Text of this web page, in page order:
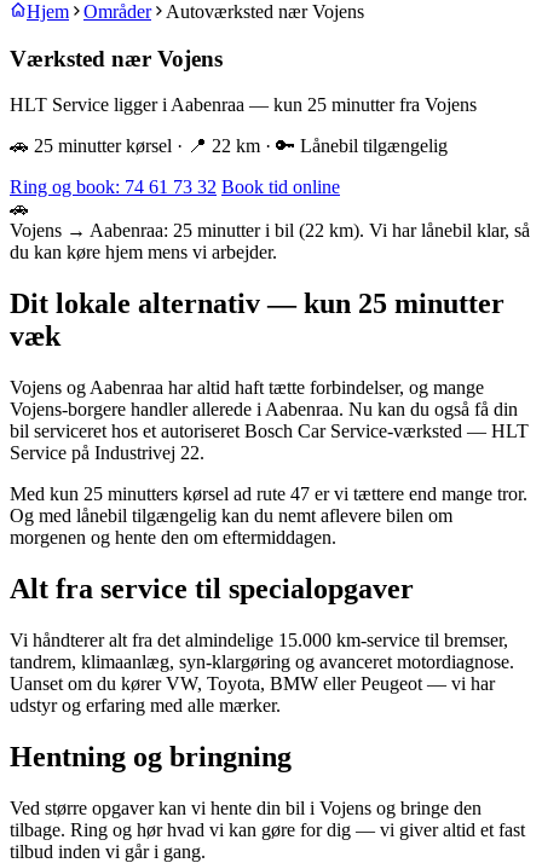
Hjem
Områder Autoværksted nær Vojens
Værksted nær Vojens
HLT Service ligger i Aabenraa — kun 25 minutter fra Vojens
🚗 25 minutter kørsel · 📍 22 km · 🔑 Lånebil tilgængelig
Ring og book: 74 61 73 32 Book tid online
🚗
Vojens → Aabenraa: 25 minutter i bil (22 km). Vi har lånebil klar, så
du kan køre hjem mens vi arbejder.
Dit lokale alternativ — kun 25 minutter
væk
Vojens og Aabenraa har altid haft tætte forbindelser, og mange
Vojens-borgere handler allerede i Aabenraa. Nu kan du også få din
bil serviceret hos et autoriseret Bosch Car Service-værksted — HLT
Service på Industrivej 22.
Med kun 25 minutters kørsel ad rute 47 er vi tættere end mange tror.
Og med lånebil tilgængelig kan du nemt aflevere bilen om
morgenen og hente den om eftermiddagen.
Alt fra service til specialopgaver
Vi håndterer alt fra det almindelige 15.000 km-service til bremser,
tandrem, klimaanlæg, syn-klargøring og avanceret motordiagnose.
Uanset om du kører VW, Toyota, BMW eller Peugeot — vi har
udstyr og erfaring med alle mærker.
Hentning og bringning
Ved større opgaver kan vi hente din bil i Vojens og bringe den
tilbage. Ring og hør hvad vi kan gøre for dig — vi giver altid et fast
tilbud inden vi går i gang.